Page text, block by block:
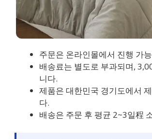
주문은 온라인몰에서 진행 가
배송료는 별도로 부과되며,
니다.
제품은 대한민국 경기도에서
다.
배송은 주문 후 평균 2~3일程